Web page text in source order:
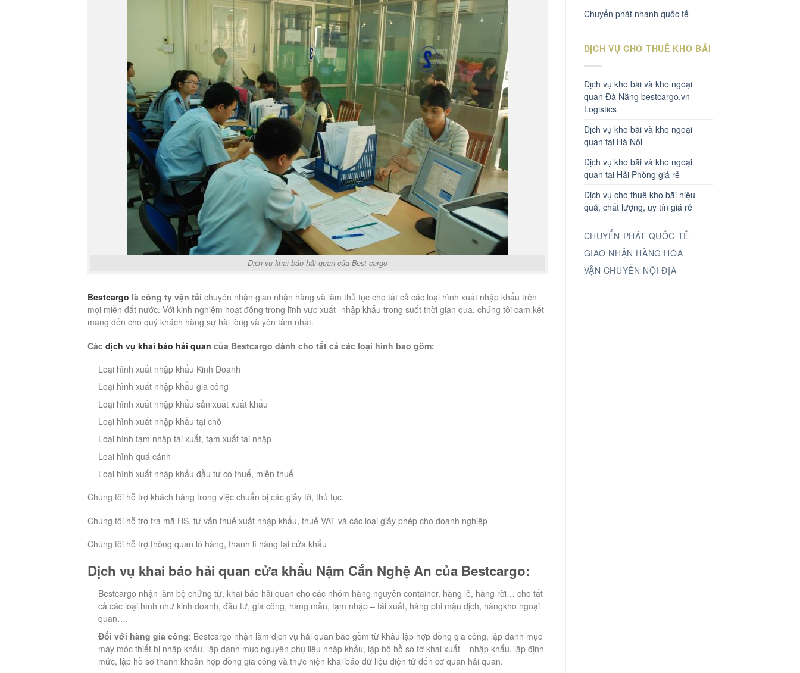
Dịch vụ khai báo hải quan của Best cargo
Bestcargo là công ty vận tải chuyên nhận giao nhận hàng và làm thủ tục cho tất cả các loại hình xuất nhập khẩu trên
mọi miền đất nước. Với kinh nghiệm hoạt động trong lĩnh vực xuất- nhập khẩu trong suốt thời gian qua, chúng tôi cam kết
mang đến cho quý khách hàng sự hài lòng và yên tâm nhất.
Các dịch vụ khai báo hải quan của Bestcargo dành cho tất cả các loại hình bao gồm:
Loại hình xuất nhập khẩu Kinh Doanh
Loại hình xuất nhập khẩu gia công
Loại hình xuất nhập khẩu sản xuất xuất khẩu
Loại hình xuất nhập khẩu tại chỗ
Loại hình tạm nhập tái xuất, tạm xuất tái nhập
Loại hình quá cảnh
Loại hình xuất nhập khẩu đầu tư có thuế, miễn thuế
Chúng tôi hỗ trợ khách hàng trong việc chuẩn bị các giấy tờ, thủ tục.
Chúng tôi hỗ trợ tra mã HS, tư vấn thuế xuất nhập khẩu, thuế VAT và các loại giấy phép cho doanh nghiệp
Chúng tôi hỗ trợ thông quan lô hàng, thanh lí hàng tại cửa khẩu
Dịch vụ khai báo hải quan cửa khẩu Nậm Cắn Nghệ An của Bestcargo:
Bestcargo nhận làm bộ chứng từ, khai báo hải quan cho các nhóm hàng nguyên container, hàng lẻ, hàng rời… cho tất
cả các loại hình như kinh doanh, đầu tư, gia công, hàng mẫu, tạm nhập – tái xuất, hàng phi mậu dịch, hàngkho ngoại
quan….
Đối với hàng gia công: Bestcargo nhận làm dịch vụ hải quan bao gồm từ khâu lập hợp đồng gia công, lập danh mục
máy móc thiết bị nhập khẩu, lập danh mục nguyên phụ liệu nhập khẩu, lập bộ hồ sơ tờ khai xuất – nhập khẩu, lập định
mức, lập hồ sơ thanh khoản hợp đồng gia công và thực hiện khai báo dữ liệu điện tử đến cơ quan hải quan.
Chuyển phát nhanh quốc tế
DỊCH VỤ CHO THUÊ KHO BÃI
Dịch vụ kho bãi và kho ngoại
quan Đà Nẵng bestcargo.vn
Logistics
Dịch vụ kho bãi và kho ngoại
quan tại Hà Nội
Dịch vụ kho bãi và kho ngoại
quan tại Hải Phòng giá rẻ
Dịch vụ cho thuê kho bãi hiệu
quả, chất lượng, uy tín giá rẻ
CHUYỂN PHÁT QUỐC TẾ
GIAO NHẬN HÀNG HÓA
VẬN CHUYỂN NỘI ĐỊA